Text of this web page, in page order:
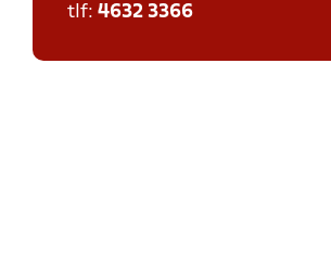
tlf: 4632 3366